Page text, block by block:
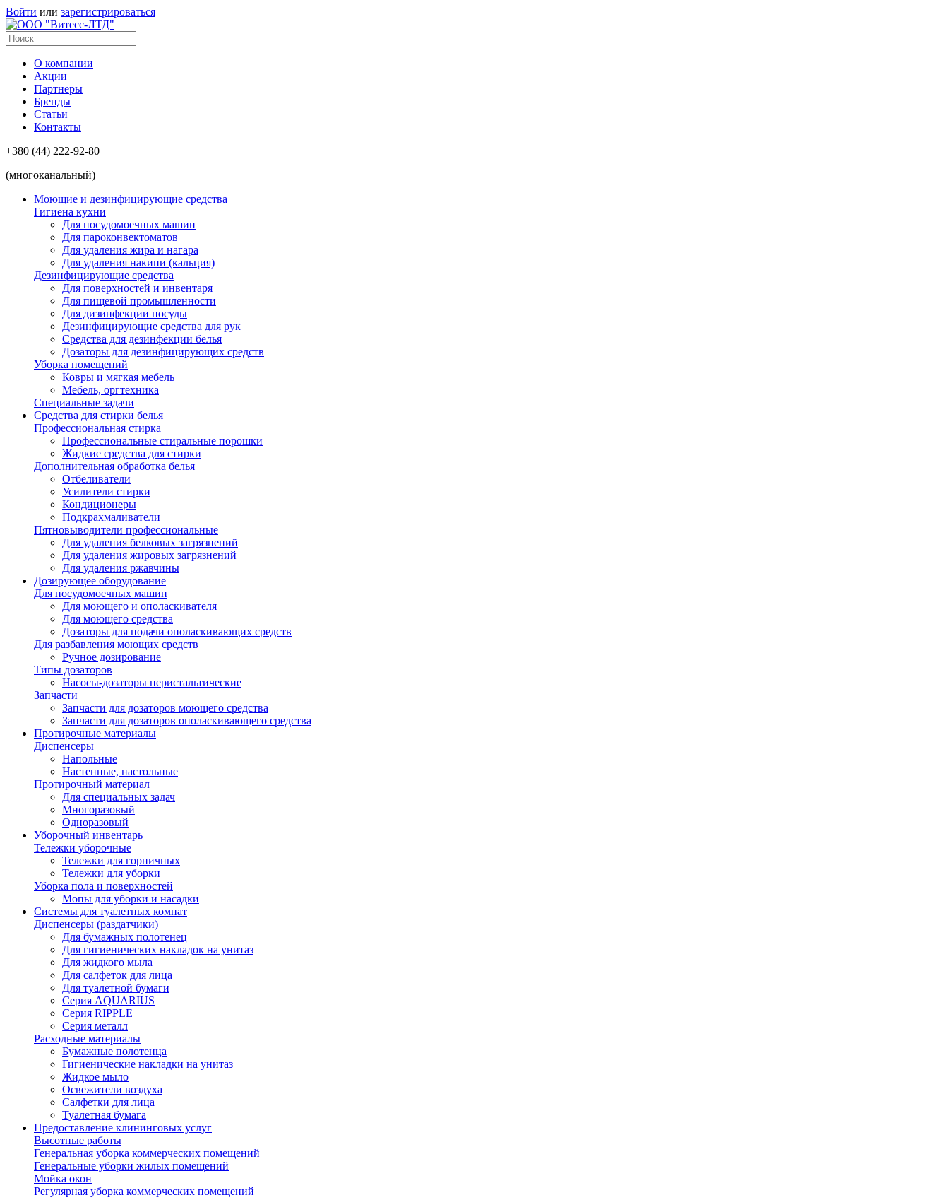
Войти или зарегистрироваться
О компании
Акции
Партнеры
Бренды
Статьи
Контакты
+380 (44) 222-92-80
(многоканальный)
Моющие и дезинфицирующие средства
Гигиена кухни
Для посудомоечных машин
Для пароконвектоматов
Для удаления жира и нагара
Для удаления накипи (кальция)
Дезинфицирующие средства
Для поверхностей и инвентаря
Для пищевой промышленности
Для дизинфекции посуды
Дезинфицирующие средства для рук
Cредства для дезинфекции белья
Дозаторы для дезинфицирующих средств
Уборка помещений
Ковры и мягкая мебель
Мебель, оргтехника
Специальные задачи
Средства для стирки белья
Профессиональная стирка
Профессиональные стиральные порошки
Жидкие средства для стирки
Дополнительная обработка белья
Отбеливатели
Усилители стирки
Кондиционеры
Подкрахмаливатели
Пятновыводители профессиональные
Для удаления белковых загрязнений
Для удаления жировых загрязнений
Для удаления ржавчины
Дозирующее оборудование
Для посудомоечных машин
Для моющего и ополаскивателя
Для моющего средства
Дозаторы для подачи ополаскивающих средств
Для разбавления моющих средств
Ручное дозирование
Типы дозаторов
Насосы-дозаторы перистальтические
Запчасти
Запчасти для дозаторов моющего средства
Запчасти для дозаторов ополаскивающего средства
Протирочные материалы
Диспенсеры
Напольные
Настенные, настольные
Протирочный материал
Для специальных задач
Многоразовый
Одноразовый
Уборочный инвентарь
Тележки уборочные
Тележки для горничных
Тележки для уборки
Уборка пола и поверхностей
Мопы для уборки и насадки
Системы для туалетных комнат
Диспенсеры (раздатчики)
Для бумажных полотенец
Для гигиенических накладок на унитаз
Для жидкого мыла
Для салфеток для лица
Для туалетной бумаги
Серия AQUARIUS
Серия RIPPLE
Серия металл
Расходные материалы
Бумажные полотенца
Гигиенические накладки на унитаз
Жидкое мыло
Освежители воздуха
Салфетки для лица
Туалетная бумага
Предоставление клининговых услуг
Высотные работы
Генеральная уборка коммерческих помещений
Генеральные уборки жилых помещений
Мойка окон
Регулярная уборка коммерческих помещений